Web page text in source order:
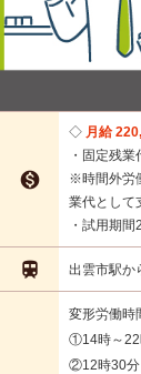

月給
・固定残
※時間外労
業代として
・試用期
 出雲市駅か
変形労働時
①14時～22
②12時30分